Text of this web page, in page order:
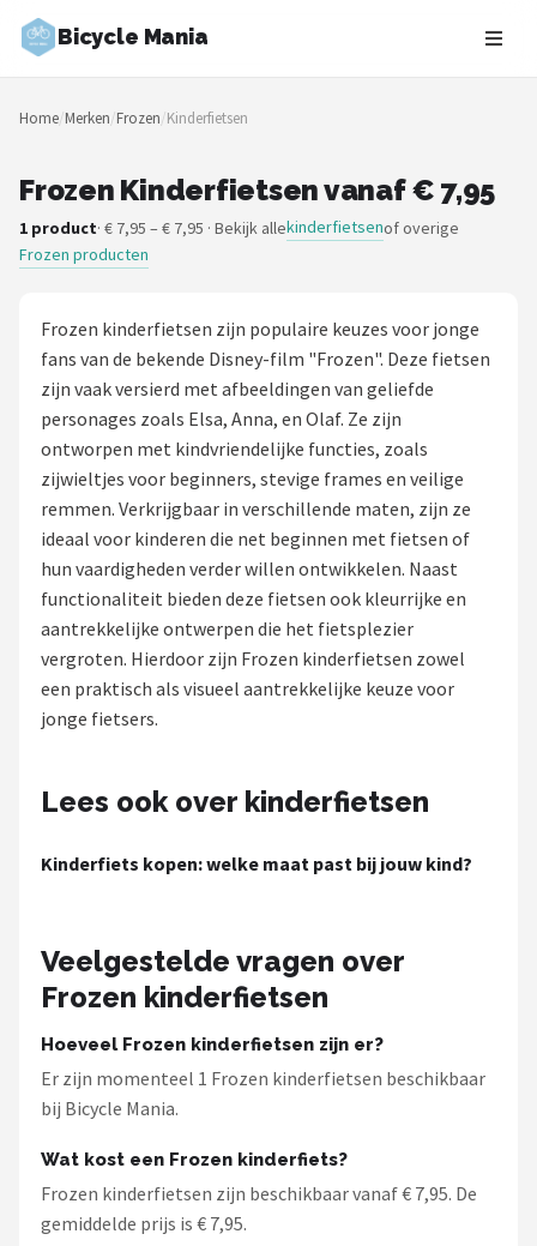
Bicycle Mania
Zoeken
NAVIGATIE
Merken
Fietsroutes
Kinderfietsen
Stadsfietsen
Elektrische fietsen
Mountainbikes
Shop
POPULAIRE MERKEN
Basil
Volare
New Looxs
Schwalbe
Shimano
Home/Merken/Frozen/Kinderfietsen
Frozen Kinderfietsen vanaf € 7,95
1 product· € 7,95 – € 7,95 · Bekijk allekinderfietsenof overige
Frozen producten
Frozen kinderfietsen zijn populaire keuzes voor jonge
fans van de bekende Disney-film "Frozen". Deze fietsen
zijn vaak versierd met afbeeldingen van geliefde
personages zoals Elsa, Anna, en Olaf. Ze zijn
ontworpen met kindvriendelijke functies, zoals
zijwieltjes voor beginners, stevige frames en veilige
remmen. Verkrijgbaar in verschillende maten, zijn ze
ideaal voor kinderen die net beginnen met fietsen of
hun vaardigheden verder willen ontwikkelen. Naast
functionaliteit bieden deze fietsen ook kleurrijke en
aantrekkelijke ontwerpen die het fietsplezier
vergroten. Hierdoor zijn Frozen kinderfietsen zowel
een praktisch als visueel aantrekkelijke keuze voor
jonge fietsers.
Lees ook over kinderfietsen
Kinderfiets kopen: welke maat past bij jouw kind?
Veelgestelde vragen over
Frozen kinderfietsen
Hoeveel Frozen kinderfietsen zijn er?
Er zijn momenteel 1 Frozen kinderfietsen beschikbaar
bij Bicycle Mania.
Wat kost een Frozen kinderfiets?
Frozen kinderfietsen zijn beschikbaar vanaf € 7,95. De
gemiddelde prijs is € 7,95.